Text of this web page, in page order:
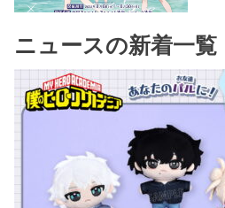
ニュースの新着一覧